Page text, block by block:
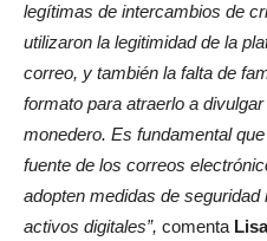
legítimas de intercambios de
utilizaron la legitimidad de la
correo, y también la falta de
formato para atraerlo a
monedero. Es fundamental
fuente de los correos
adopten medidas de
activos digitales”, comenta